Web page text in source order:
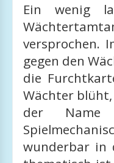
Ein wenig
versprochen.
gegen den
die
Wächter
der Name
wunderbar in